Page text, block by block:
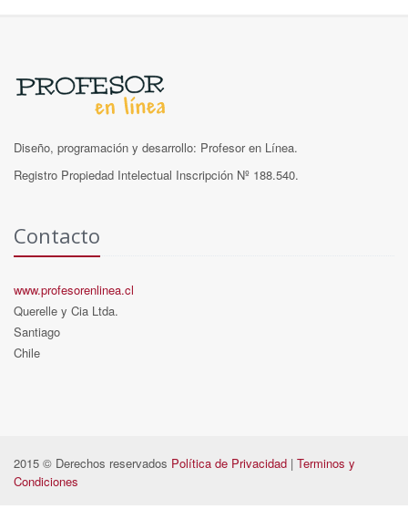
Diseño, programación y desarrollo: Profesor en Línea.
Registro Propiedad Intelectual Inscripción Nº 188.540.
Contacto
www.profesorenlinea.cl
Querelle y Cia Ltda.
Santiago
Chile
2015 © Derechos reservados Política de Privacidad | Terminos y
Condiciones